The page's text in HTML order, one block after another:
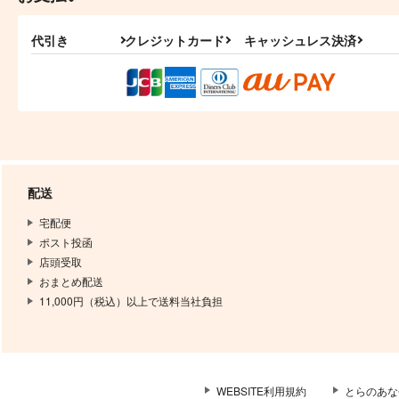
代引き クレジットカード キャッシュレス決済
配送
宅配便
ポスト投函
店頭受取
おまとめ配送
11,000円（税込）以上で送料当社負担
WEBSITE利用規約
とらのあ